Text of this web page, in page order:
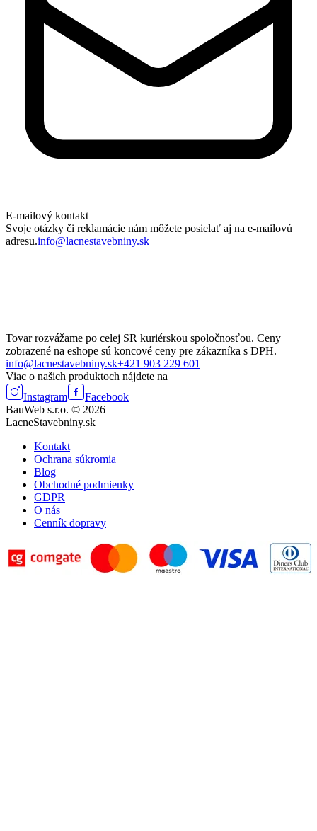
E-mailový kontakt
Svoje otázky či reklamácie nám môžete posielať aj na e-mailovú
adresu.info@lacnestavebniny.sk
Tovar rozvážame po celej SR kuriérskou spoločnosťou. Ceny
zobrazené na eshope sú koncové ceny pre zákazníka s DPH.
info@lacnestavebniny.sk+421 903 229 601
Viac o našich produktoch nájdete na
Instagram
Facebook
BauWeb s.r.o. © 2026
LacneStavebniny.sk
Kontakt
Ochrana súkromia
Blog
Obchodné podmienky
GDPR
O nás
Cenník dopravy